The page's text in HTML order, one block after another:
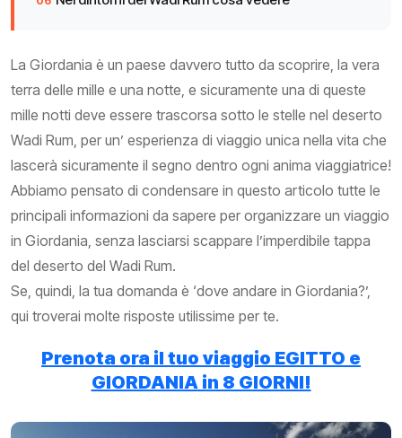
La Giordania è un paese davvero tutto da scoprire, la vera
terra delle mille e una notte, e sicuramente una di queste
mille notti deve essere trascorsa sotto le stelle nel deserto
Wadi Rum, per un’ esperienza di viaggio unica nella vita che
lascerà sicuramente il segno dentro ogni anima viaggiatrice!
Abbiamo pensato di condensare in questo articolo tutte le
principali informazioni da sapere per organizzare un viaggio
in Giordania, senza lasciarsi scappare l’imperdibile tappa
del deserto del Wadi Rum.
Se, quindi, la tua domanda è ‘dove andare in Giordania?’,
qui troverai molte risposte utilissime per te.
Prenota ora il tuo viaggio EGITTO e
GIORDANIA in 8 GIORNI!